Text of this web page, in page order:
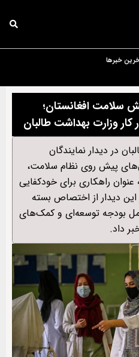
خبرها
سلامت افغانستان؛
وزارت بهداشت طالبان
در دیدار نمایندگان
پیش روی نظام سلامت،
عنوان راهکاری برای خودکفایی
این دیدار از اختصاص بسته
شامل بودجه توسعه‌ای و کمک‌های
داد.